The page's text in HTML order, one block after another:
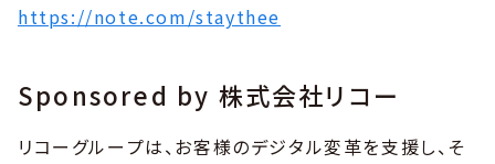
https://note.com/staythee
Sponsored by 株式会社リコー
リコーグループは、お客様のデジタル変革を支援し、そ